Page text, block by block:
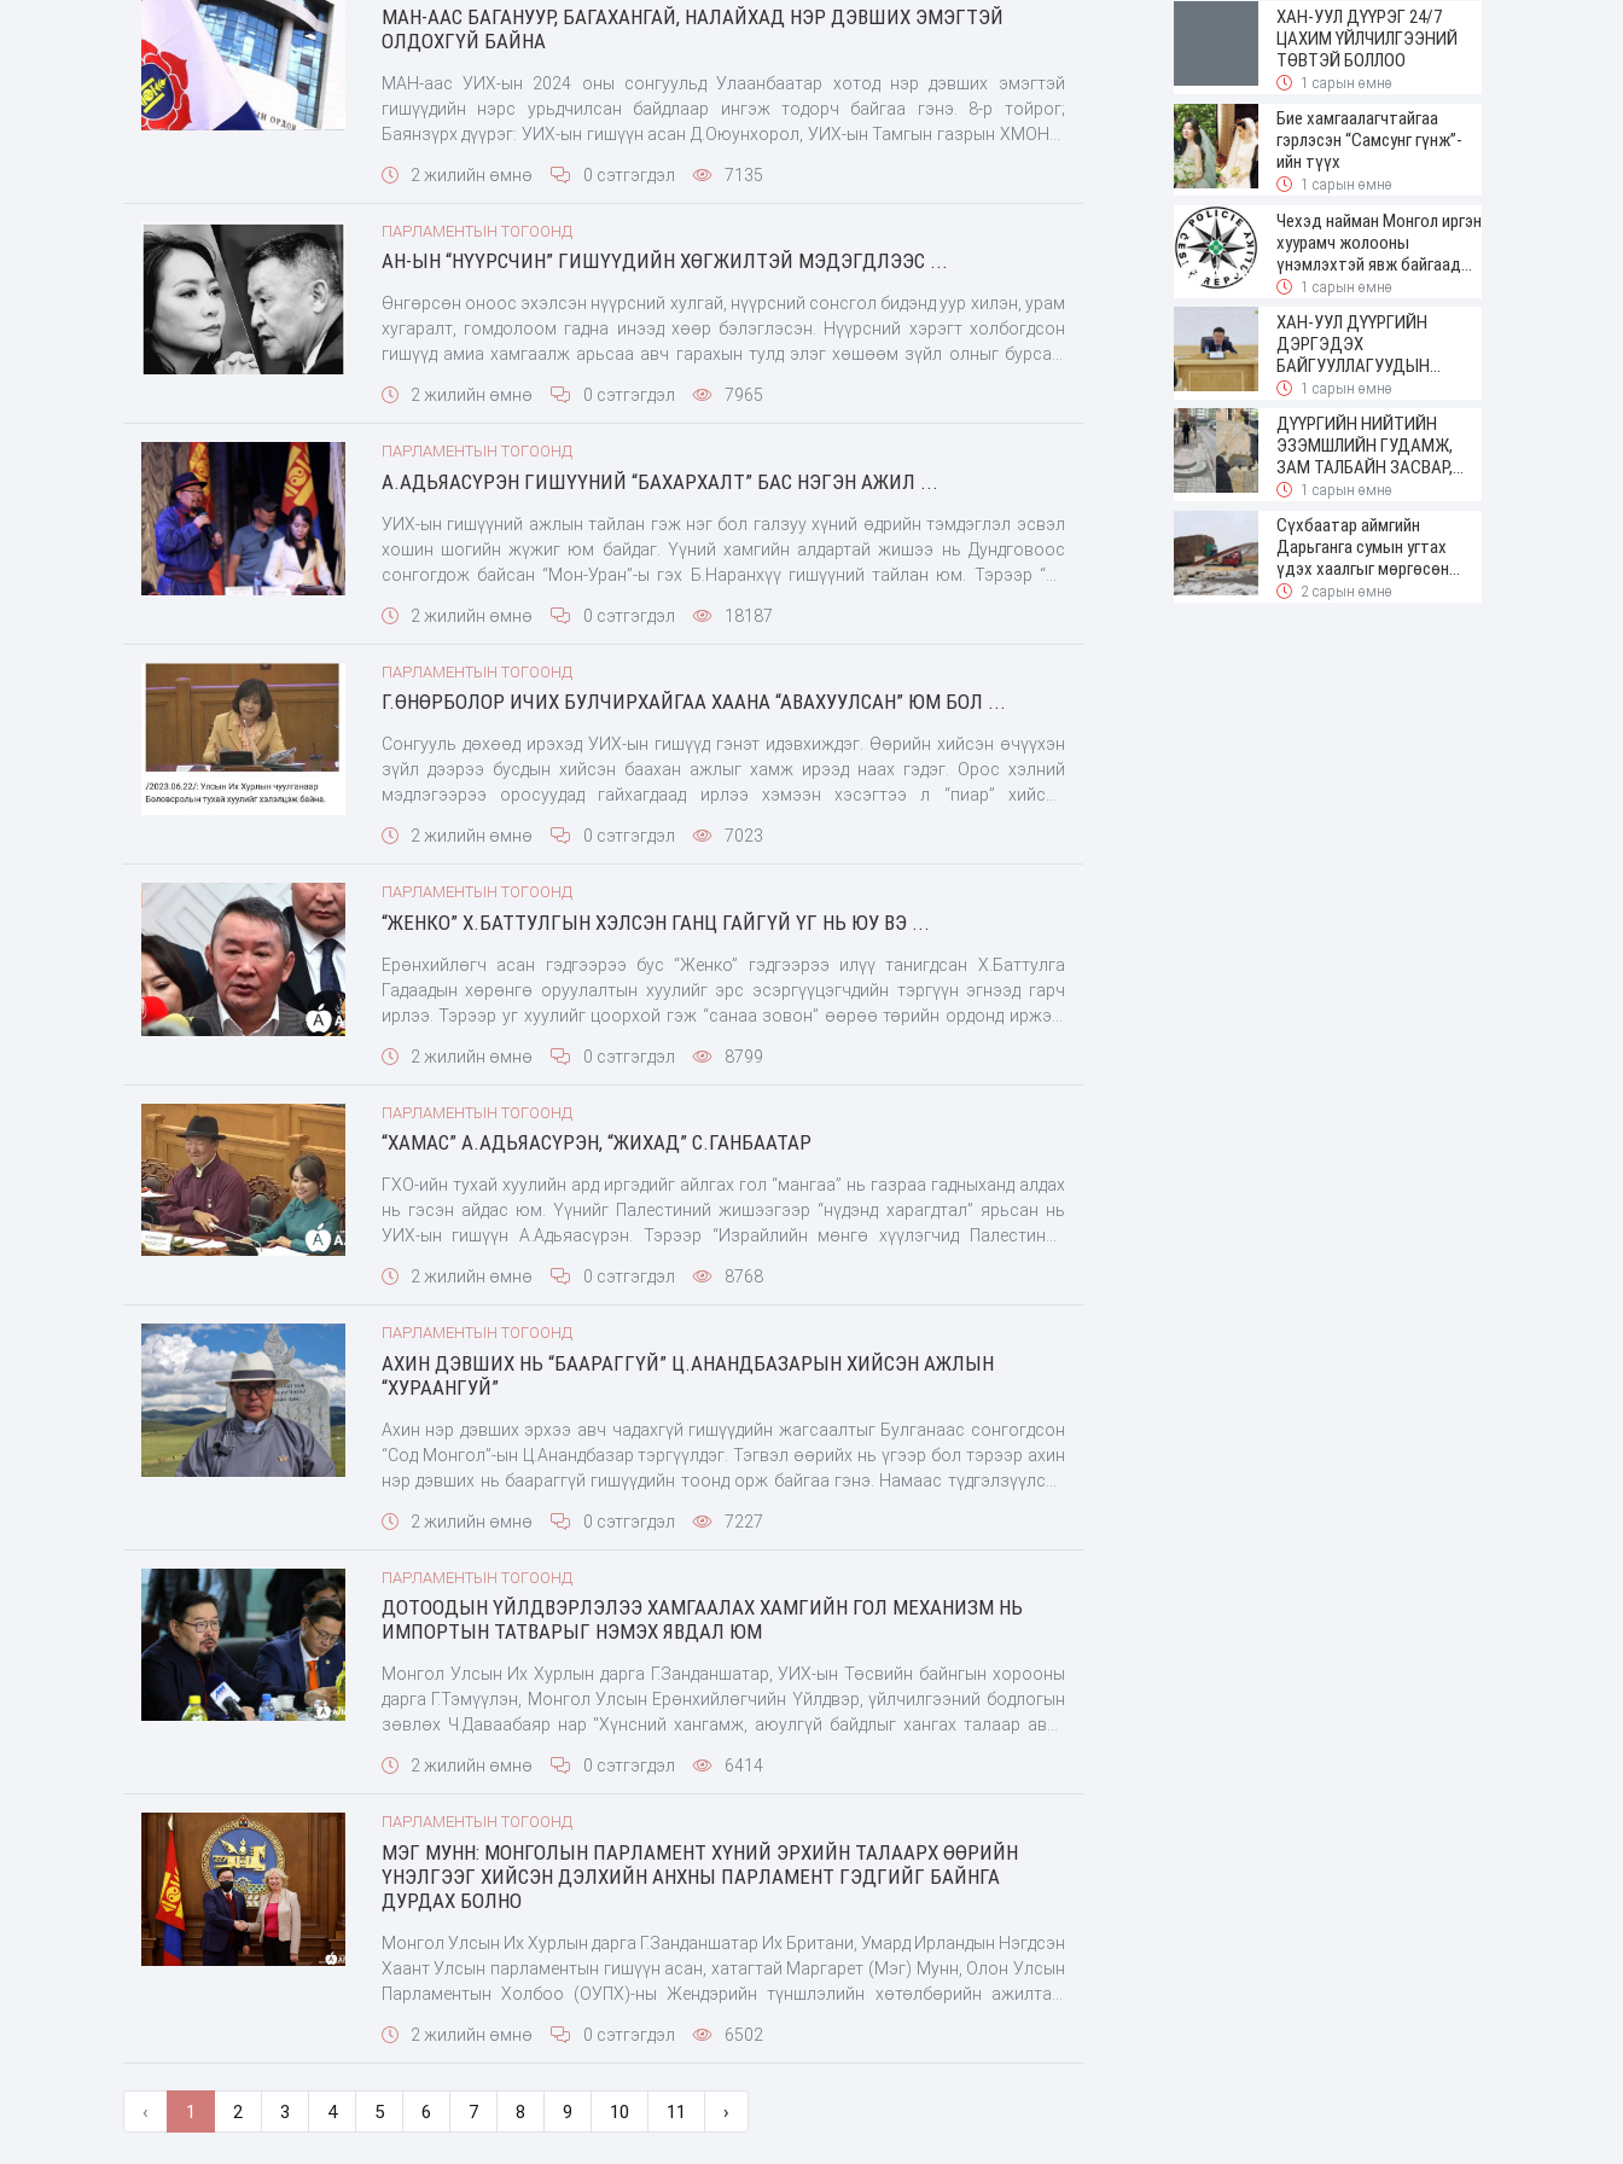
тушаалаа урвуулан ашигласан, зохион байгуулалттай гэмт бүлэг байгуулсан
МАН-ААС БАГАНУУР, БАГАХАНГАЙ, НАЛАЙХАД НЭР ДЭВШИХ ЭМЭГТЭЙ
ОЛДОХГҮЙ БАЙНА
МАН-аас УИХ-ын 2024 оны сонгуульд Улаанбаатар хотод нэр дэвших эмэгтэй
гишүүдийн нэрс урьдчилсан байдлаар ингэж тодорч байгаа гэнэ. 8-р тойрог;
Баянзүрх дүүрэг: УИХ-ын гишүүн асан Д.Оюунхорол, УИХ-ын Тамгын газрын ХМОНХ-
2 жилийн өмнө
0 сэтгэгдэл 7135
ПАРЛАМЕНТЫН ТОГООНД
АН-ЫН “НҮҮРСЧИН” ГИШҮҮДИЙН ХӨГЖИЛТЭЙ МЭДЭГДЛЭЭС ...
Өнгөрсөн оноос эхэлсэн нүүрсний хулгай, нүүрсний сонсгол бидэнд уур хилэн, урам
хугаралт, гомдолоом гадна инээд хөөр бэлэглэсэн. Нүүрсний хэрэгт холбогдсон
гишүүд амиа хамгаалж арьсаа авч гарахын тулд элэг хөшөөм зүйл олныг бурсан.
эхлээд мэдээллээ нятглаач, би нүүрсний хэрэгт бус авилгалын хэрэгт холбогдсон
гишүүнтэй байх нь яасан
2 жилийн өмнө 0 сэтгэгдэл 7965
ПАРЛАМЕНТЫН ТОГООНД
А.АДЬЯАСҮРЭН ГИШҮҮНИЙ “БАХАРХАЛТ” БАС НЭГЭН АЖИЛ ...
УИХ-ын гишүүний ажлын тайлан гэж нэг бол галзуу хүний өдрийн тэмдэглэл эсвэл
хошин шогийн жүжиг юм байдаг. Үүний хамгийн алдартай жишээ нь Дундговоос
сонгогдож байсан “Мон-Уран”-ы гэх Б.Наранхүү гишүүний тайлан юм. Тэрээр “би
буянаа улс бүсийн наадамд айрагдуулж түрүүллээ. Хоёр сайхан бөх улсын цол
хэмээн тайлагнаад улс даяар онигоонд орсон. Тэгвэл Баянхонгороос сонгогдсон
гишүүн А.Адьяасүрэнгийн тайлангийн хамгийн тэргүүнд бичигдэх
2 жилийн өмнө 0 сэтгэгдэл 18187
ПАРЛАМЕНТЫН ТОГООНД
Г.ӨНӨРБОЛОР ИЧИХ БУЛЧИРХАЙГАА ХААНА “АВАХУУЛСАН” ЮМ БОЛ ...
Сонгууль дөхөөд ирэхэд УИХ-ын гишүүд гэнэт идэвхиждэг. Өөрийн хийсэн өчүүхэн
зүйл дээрээ бусдын хийсэн баахан ажлыг хамж ирээд наах гэдэг. Орос хэлний
мэдлэгээрээ оросуудад гайхагдаад ирлээ хэмээн хэсэгтээ л “пиар” хийсэн
Боловсролын ерөнхий хуулийг баталлаа. Англи хэл бол...” гээд магтсан бичлэг
гадаад хэл болгон баталсанаар монгол хэлний дархлаа унахгүй л гэнэ, англи хэл
сурсанаар дэлхийтэй холбогдоно” гэх зэргээр баахан магтав. Гайхалтай эдгээр
2 жилийн өмнө 0 сэтгэгдэл 7023
ПАРЛАМЕНТЫН ТОГООНД
“ЖЕНКО” Х.БАТТУЛГЫН ХЭЛСЭН ГАНЦ ГАЙГҮЙ ҮГ НЬ ЮУ ВЭ ...
Ерөнхийлөгч асан гэдгээрээ бус “Женко” гэдгээрээ илүү танигдсан Х.Баттулга
Гадаадын хөрөнгө оруулалтын хуулийг эрс эсэргүүцэгчдийн тэргүүн эгнээд гарч
ирлээ. Тэрээр уг хуулийг цоорхой гэж “санаа зовон” өөрөө төрийн ордонд иржээ.
бүлээрээ байнгийн оршин суугч болох цоорхой хууль батлагдах нь. Ирэх сонгуулийн
гэнэ. Тэрээр гарч ирээд багагүй зүйл ярьсаны нэг нь ГХО зогссон тухай байлаа.
Түүнийг УИХ-ын гишүүн байхад нь Баянгол зочид буудлаас баривчлах гэж
гишүүн нь “улстөрийн довтолгоон”-д өртсөний улмаас япончууд Тавантолгойд
оруулах
2 жилийн өмнө 0 сэтгэгдэл 8799
ПАРЛАМЕНТЫН ТОГООНД
“ХАМАС” А.АДЬЯАСҮРЭН, “ЖИХАД” С.ГАНБААТАР
ГХО-ийн тухай хуулийн ард иргэдийг айлгах гол “мангаа” нь газраа гадныханд алдах
нь гэсэн айдас юм. Үүнийг Палестиний жишээгээр “нүдэнд харагдтал” ярьсан нь
УИХ-ын гишүүн А.Адьяасүрэн. Тэрээр “Израйлийн мөнгө хүүлэгчид Палестиний
нь уугуул иргэд нь дайнд нэрвэгдэн аамьдарч байна. Энэ түүхийг бид давтах гээд
бэлчээрлүүлж ч чадахаа байсан нь үүний жишээ гэнэ. Энэ талаархи баримт бичлэг
цахимаар дүүрэн байгааг Баянхонгороос сонгогдсон гишүүн анхааруулав.
Израйльчууд манай газар шороог булаасан дээрэмдсэн гэдэг нь Палестиний
2 жилийн өмнө 0 сэтгэгдэл 8768
ПАРЛАМЕНТЫН ТОГООНД
АХИН ДЭВШИХ НЬ “БААРАГГҮЙ” Ц.АНАНДБАЗАРЫН ХИЙСЭН АЖЛЫН
“ХУРААНГУЙ”
Ахин нэр дэвших эрхээ авч чадахгүй гишүүдийн жагсаалтыг Булганаас сонгогдсон
“Сод Монгол”-ын Ц.Анандбазар тэргүүлдэг. Тэгвэл өөрийх нь үгээр бол тэрээр ахин
нэр дэвших нь баараггүй гишүүдийн тоонд орж байгаа гэнэ. Намаас түдгэлзүүлсэн
дэвшүүлэхгүй гэх юм бол нүүрсний хулгайн хэрэгт холбогдсон нөхдүүдтэй яс
хэлэх үгтэй тул томсгосон тойрогоос
2 жилийн өмнө 0 сэтгэгдэл 7227
ПАРЛАМЕНТЫН ТОГООНД
ДОТООДЫН ҮЙЛДВЭРЛЭЛЭЭ ХАМГААЛАХ ХАМГИЙН ГОЛ МЕХАНИЗМ НЬ
ИМПОРТЫН ТАТВАРЫГ НЭМЭХ ЯВДАЛ ЮМ
Монгол Улсын Их Хурлын дарга Г.Занданшатар, УИХ-ын Төсвийн байнгын хорооны
дарга Г.Тэмүүлэн, Монгол Улсын Ерөнхийлөгчийн Үйлдвэр, үйлчилгээний бодлогын
зөвлөх Ч.Даваабаяр нар "Хүнсний хангамж, аюулгүй байдлыг хангах талаар авах
болон дотоодын үйлдвэрлэлийг дэмжих татварын суурь шинэчлэлийн хүрээнд 2023
"Сэлэнгэ" үйлдвэрт ажиллалаа. Өнгөрсөн сард Улсын Их Хурлын даргын
захирамжаар Татварын суурь орчинд дүн шинжилгээ хийх, нийгэм эдийн засагт
үүсээд байгаа эргэлзээтэй асуудлыг судалж, санал дүгнэлт гаргах, шаардлагатай
бол татварын суурь шинэчлэлт хийх шийдвэрийн төсөл боловсруулж, танилцуулах
2 жилийн өмнө 0 сэтгэгдэл 6414
ПАРЛАМЕНТЫН ТОГООНД
МЭГ МУНН: МОНГОЛЫН ПАРЛАМЕНТ ХҮНИЙ ЭРХИЙН ТАЛААРХ ӨӨРИЙН
ҮНЭЛГЭЭГ ХИЙСЭН ДЭЛХИЙН АНХНЫ ПАРЛАМЕНТ ГЭДГИЙГ БАЙНГА
ДУРДАХ БОЛНО
Монгол Улсын Их Хурлын дарга Г.Занданшатар Их Британи, Умард Ирландын Нэгдсэн
Хаант Улсын парламентын гишүүн асан, хатагтай Маргарет (Мэг) Мунн, Олон Улсын
Парламентын Холбоо (ОУПХ)-ны Жендэрийн түншлэлийн хөтөлбөрийн ажилтан,
хатагтай Бутайна Ламхарзи нарыг хүлээн авч уулзлаа.
2 жилийн өмнө 0 сэтгэгдэл 6502
‹ 1 2 3 4 5 6 7 8 9 10 11 ›
ХАН-УУЛ ДҮҮРЭГ 24/7
ЦАХИМ ҮЙЛЧИЛГЭЭНИЙ
ТӨВТЭЙ БОЛЛОО
1 сарын өмнө
Бие хамгаалагчтайгаа
гэрлэсэн “Самсунг гүнж”-
ийн түүх
1 сарын өмнө
Чехэд найман Монгол иргэн
хуурамч жолооны
үнэмлэхтэй явж байгаад
баригджээ
1 сарын өмнө
ХАН-УУЛ ДҮҮРГИЙН
ДЭРГЭДЭХ
БАЙГУУЛЛАГУУДЫН
УДИРДАХ АЖИЛТНЫ
ШУУРХАЙ ЗӨВЛӨГӨӨН
ЗОХИОН БАЙГУУЛАГДЛАА
1 сарын өмнө
ДҮҮРГИЙН НИЙТИЙН
ЭЗЭМШЛИЙН ГУДАМЖ,
ЗАМ ТАЛБАЙН ЗАСВАР,
ШИНЭЧЛЭЛТИЙН АЖИЛ
1 сарын өмнө
Сүхбаатар аймгийн
Дарьганга сумын угтах
үдэх хаалгыг мөргөсөн
жолоочоос 150 сая төгрөг
2 сарын өмнө